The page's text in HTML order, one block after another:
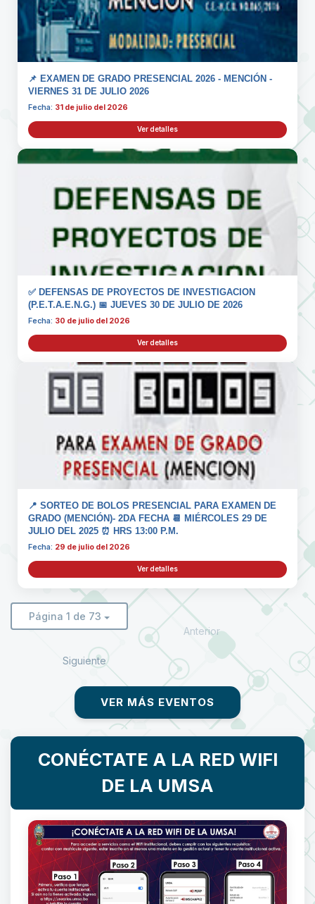
📌 EXAMEN DE GRADO PRESENCIAL 2026 - MENCIÓN -
VIERNES 31 DE JULIO 2026
Fecha: 31 de julio del 2026
Ver detalles
✅ DEFENSAS DE PROYECTOS DE INVESTIGACION
(P.E.T.A.E.N.G.) 📅 JUEVES 30 DE JULIO DE 2026
Fecha: 30 de julio del 2026
Ver detalles
📍 SORTEO DE BOLOS PRESENCIAL PARA EXAMEN DE
GRADO (MENCIÓN)- 2DA FECHA 📆 MIÉRCOLES 29 DE
JULIO DEL 2025 ⏰ HRS 13:00 P.M.
Fecha: 29 de julio del 2026
Ver detalles
Página 1 de 73
Anterior
Siguiente
VER MÁS EVENTOS
CONÉCTATE A LA RED WIFI
DE LA UMSA